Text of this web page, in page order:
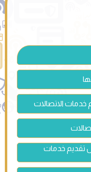
الاتصالات
تقديم خدمات